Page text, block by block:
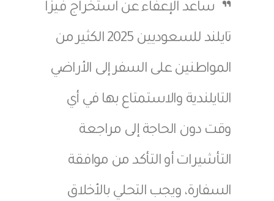
ساعد الإعفاء عن استخراج فيزا
تايلند للسعوديين 2025 الكثير من
المواطنين على السفر إلى الأراضي
التايلندية والاستمتاع بها في أي
وقت دون الحاجة إلى مراجعة
التأشيرات أو التأكد من موافقة
السفارة، ويجب التحلي بالأخلاق